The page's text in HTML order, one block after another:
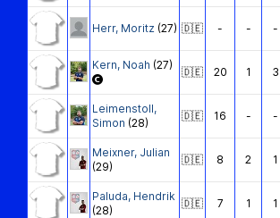
Herr, Moritz (27) 🇩🇪 - - -
Kern, Noah (27)
🇩🇪 20 1 3
Leimenstoll,
Simon (28)
🇩🇪 16 - -
Meixner, Julian
(29)
🇩🇪 8 2 1
Paluda, Hendrik
(28)
🇩🇪 7 1 1